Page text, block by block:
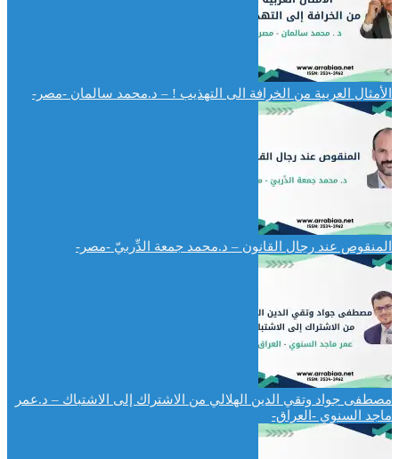
الأمثال العربية من الخرافة الى التهذيب ! – د.محمد سالمان -مصر-
المنقوص عند رجال القانون – د.محمد جمعة الدِّربيّ -مصر-
مصطفى جواد وتقي الدين الهلالي من الاشتراك إلى الاشتباك – د.عمر
ماجد السنوي -العراق-